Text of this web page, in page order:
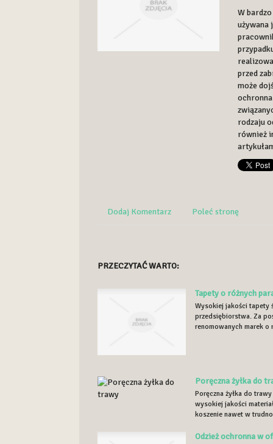
W
używana
przed
może
rodzaju
również
Dodaj Komentarz Poleć stronę
PRZECZYTAĆ WARTO:
Tapety o różnych
Wysokiej jakości tapety
przedsiębiorstwa. Za
renomowanych marek o
Poręczna żyłka do
Poręczna żyłka do
wysokiej jakości
koszenie nawet w
Odzież ochronna w